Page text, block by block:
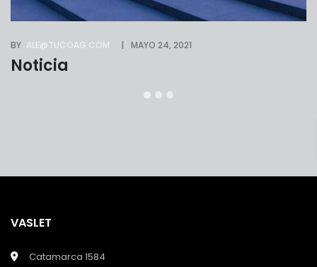
BY ALE@TUCOAG.COM MAYO 24, 2021
Noticia
VASLET
Catamarca 1584